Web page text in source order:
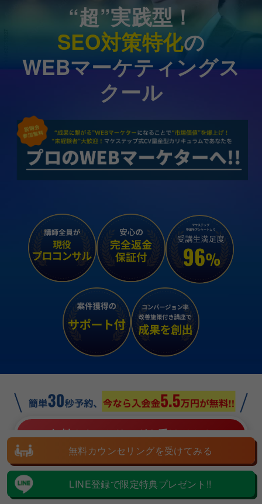
“超”実践型！
SEO対策特化の
WEBマーケティングス
クール
無料カウンセリングを受けてみる
無料カウンセリングを受けてみる
LINE登録で限定特典プレゼント!!